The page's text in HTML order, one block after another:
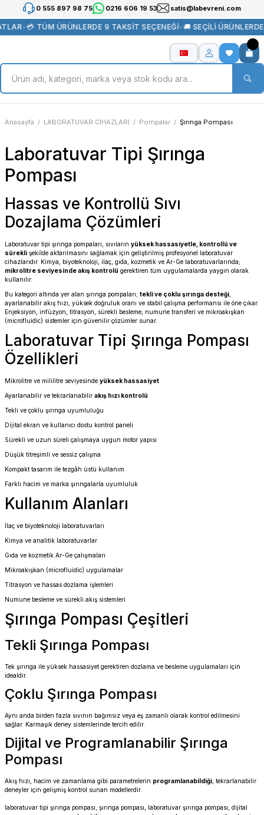
0 555 897 98 75 0216 606 19 53 satis@labevreni.com
•💳 TÜM ÜRÜNLERDE 9 TAKSİT SEÇENEĞİ•🚚 SEÇİLİ
Anasayfa LABORATUVAR CİHAZLARI Pompalar Şırınga Pompası
Laboratuvar Tipi Şırınga
Pompası
Hassas ve Kontrollü Sıvı
Dozajlama Çözümleri
Laboratuvar tipi şırınga pompaları, sıvıların yüksek hassasiyetle, kontrollü ve
sürekli şekilde aktarılmasını sağlamak için geliştirilmiş profesyonel laboratuvar
cihazlarıdır. Kimya, biyoteknoloji, ilaç, gıda, kozmetik ve Ar-Ge laboratuvarlarında;
mikrolitre seviyesinde akış kontrolü gerektiren tüm uygulamalarda yaygın olarak
kullanılır.
Bu kategori altında yer alan şırınga pompaları; tekli ve çoklu şırınga desteği
ayarlanabilir akış hızı, yüksek doğruluk oranı ve stabil çalışma performansı ile öne çıkar.
Enjeksiyon, infüzyon, titrasyon, sürekli besleme, numune transferi ve mikroakışkan
(microfluidic) sistemler için güvenilir çözümler sunar.
Laboratuvar Tipi Şırınga Pompası
Özellikleri
Mikrolitre ve mililitre seviyesinde yüksek hassasiyet
Ayarlanabilir ve tekrarlanabilir akış hızı kontrolü
Tekli ve çoklu şırınga uyumluluğu
Dijital ekran ve kullanıcı dostu kontrol paneli
Sürekli ve uzun süreli çalışmaya uygun motor yapısı
Düşük titreşimli ve sessiz çalışma
Kompakt tasarım ile tezgâh üstü kullanım
Farklı hacim ve marka şırıngalarla uyumluluk
Kullanım Alanları
İlaç ve biyoteknoloji laboratuvarları
Kimya ve analitik laboratuvarlar
Gıda ve kozmetik Ar-Ge çalışmaları
Mikroakışkan (microfluidic) uygulamalar
Titrasyon ve hassas dozlama işlemleri
Numune besleme ve sürekli akış sistemleri
Şırınga Pompası Çeşitleri
Tekli Şırınga Pompası
Tek şırınga ile yüksek hassasiyet gerektiren dozlama ve besleme uygulamaları için
idealdir.
Çoklu Şırınga Pompası
Aynı anda birden fazla sıvının bağımsız veya eş zamanlı olarak kontrol edilmesini
sağlar. Karmaşık deney sistemlerinde tercih edilir.
Dijital ve Programlanabilir Şırınga
Pompası
Akış hızı, hacim ve zamanlama gibi parametrelerin programlanabildiği , tekrarlanabilir
deneyler için gelişmiş kontrol sunan modellerdir.
laboratuvar tipi şırınga pompası, şırınga pompası, laboratuvar şırınga pompası, dijital